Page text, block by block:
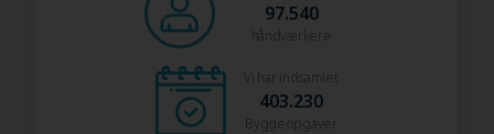
97.540
håndværkere
Vi har indsamlet
403.230
Byggeopgaver